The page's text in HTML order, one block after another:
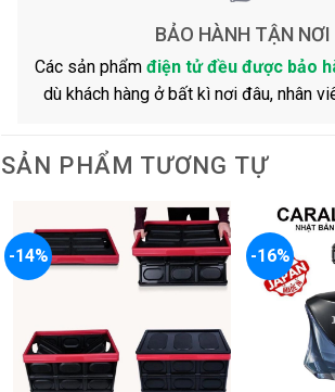
BẢO HÀNH TẬN NƠI
Các sản phẩm điện tử đều được bảo
dù khách hàng ở bất kì nơi đâu, nhân
SẢN PHẨM TƯƠNG TỰ
-14% -16%